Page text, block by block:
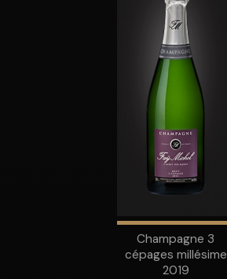
Champagne 3
cépages millésime
2019